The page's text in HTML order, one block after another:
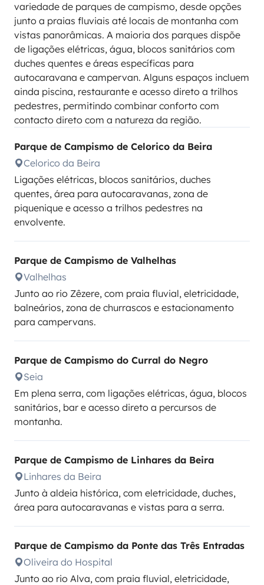
variedade de parques de campismo, desde opções
junto a praias fluviais até locais de montanha com
vistas panorâmicas. A maioria dos parques dispõe
de ligações elétricas, água, blocos sanitários com
duches quentes e áreas específicas para
autocaravana e campervan. Alguns espaços incluem
ainda piscina, restaurante e acesso direto a trilhos
pedestres, permitindo combinar conforto com
contacto direto com a natureza da região.
Parque de Campismo de Celorico da Beira
Celorico da Beira
Ligações elétricas, blocos sanitários, duches
quentes, área para autocaravanas, zona de
piquenique e acesso a trilhos pedestres na
envolvente.
Parque de Campismo de Valhelhas
Valhelhas
Junto ao rio Zêzere, com praia fluvial, eletricidade,
balneários, zona de churrascos e estacionamento
para campervans.
Parque de Campismo do Curral do Negro
Seia
Em plena serra, com ligações elétricas, água, blocos
sanitários, bar e acesso direto a percursos de
montanha.
Parque de Campismo de Linhares da Beira
Linhares da Beira
Junto à aldeia histórica, com eletricidade, duches,
área para autocaravanas e vistas para a serra.
Parque de Campismo da Ponte das Três Entradas
Oliveira do Hospital
Junto ao rio Alva, com praia fluvial, eletricidade,